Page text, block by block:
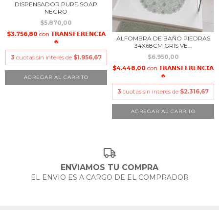
DISPENSADOR PURE SOAP
NEGRO
$5.870,00
$3.756,80 con 𝗧𝗥𝗔𝗡𝗦𝗙𝗘𝗥𝗘𝗡𝗖𝗜𝗔
🔥
3 cuotas sin interés de $1.956,67
ALFOMBRA DE BAÑO PIEDRAS
34X68CM GRIS VE...
$6.950,00
$4.448,00 con 𝗧𝗥𝗔𝗡𝗦𝗙𝗘𝗥𝗘𝗡𝗖𝗜𝗔
🔥
3 cuotas sin interés de $2.316,67
ENVIAMOS TU COMPRA
EL ENVIO ES A CARGO DE EL COMPRADOR